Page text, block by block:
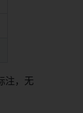
注，无